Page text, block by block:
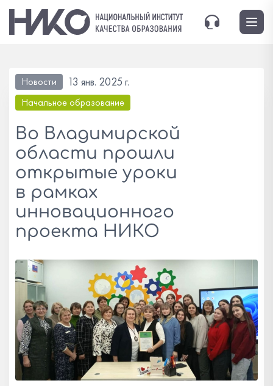
Новости 13 янв. 2025 г.
Начальное образование
Во Владимирской
области прошли
открытые уроки
в рамках
инновационного
проекта НИКО